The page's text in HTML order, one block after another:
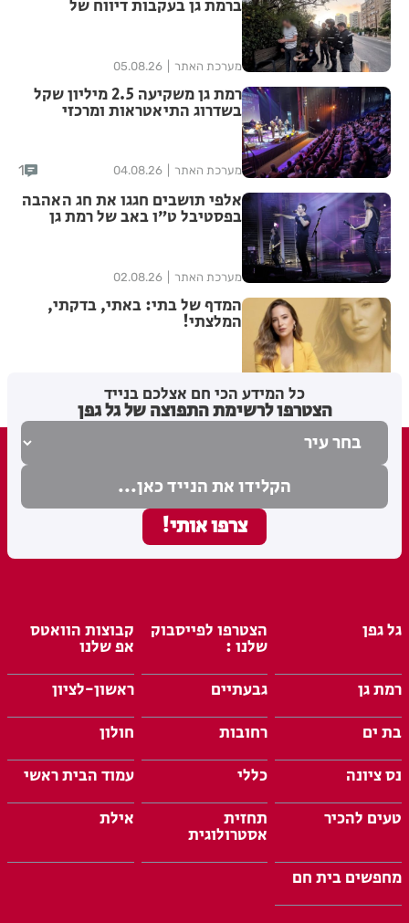
ברמת גן בעקבות דיווח של
מערכת האתר 05.08.26
רמת גן משקיעה 2.5 מיליון שקל
בשדרוג התיאטראות ומרכזי
מערכת האתר 04.08.26
1
אלפי תושבים חגגו את חג האהבה
בפסטיבל ט״ו באב של רמת גן
מערכת האתר 02.08.26
המדף של בתי: באתי, בדקתי,
המלצתי!
כל המידע הכי חם אצלכם בנייד
הצטרפו לרשימת התפוצה של גל גפן
גל גפן הצטרפו לפייסבוק
שלנו :
קבוצות הוואטס
אפ שלנו
רמת גן
גבעתיים
ראשון-לציון
בת ים
רחובות
חולון
נס ציונה
כללי
עמוד הבית ראשי
טעים להכיר
תחזית
אסטרולוגית
אילת
מחפשים בית חם